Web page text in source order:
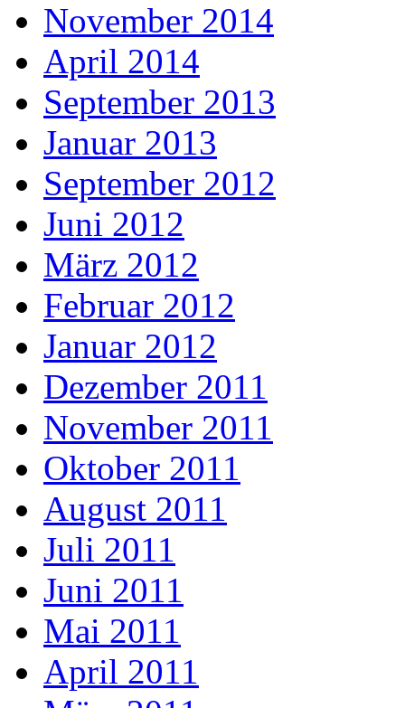
November 2014
April 2014
September 2013
Januar 2013
September 2012
Juni 2012
März 2012
Februar 2012
Januar 2012
Dezember 2011
November 2011
Oktober 2011
August 2011
Juli 2011
Juni 2011
Mai 2011
April 2011